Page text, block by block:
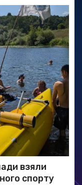
взяли
спорту